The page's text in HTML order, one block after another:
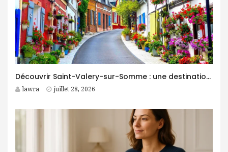
Découvrir Saint-Valery-sur-Somme : une destination idéale pour des vacances entre nature et patrimoine
lawra juillet 28, 2026